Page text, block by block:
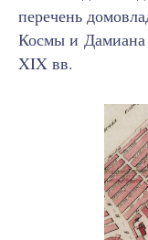
перечень
Космы и
XIX вв.